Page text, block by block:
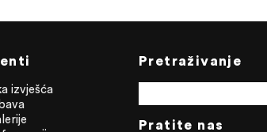
izvješća
Pretraživanje
Pratite nas